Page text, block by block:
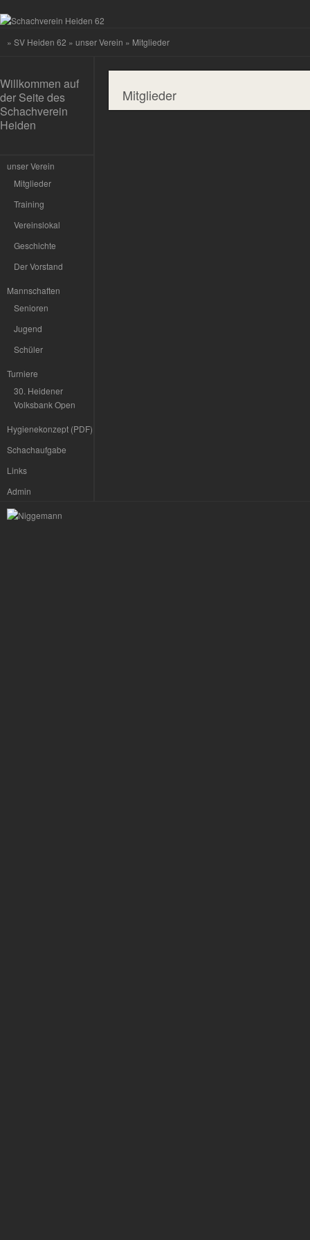
» SV Heiden 62 » unser Verein » Mitglieder
Willkommen auf
der Seite des
Schachverein
Heiden
unser Verein
Mitglieder
Training
Vereinslokal
Geschichte
Der Vorstand
Mannschaften
Senioren
Jugend
Schüler
Turniere
30. Heidener
Volksbank Open
Hygienekonzept (PDF)
Schachaufgabe
Links
Admin
Mitglieder